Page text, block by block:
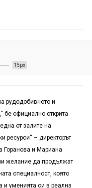
15px
рудодобивното и
бе официално открита
от залите на
ресурси“ – директорът
Горанова и Мариана
желание да продължат
специалност, която
и уменията си в реална